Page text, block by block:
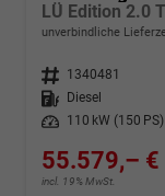
LÜ Edition 2.0
unverbindliche
Fahrzeugnr. 1340481
Kraftstoff
Diesel
Leistung
110 kW (150 PS)
55.579,– €
incl. 19% MwSt.